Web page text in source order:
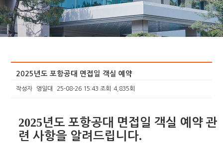
2025년도 포항공대 면접일 객실 예약
작성자 영일대 25-08-26 15:43 조회 4,835회
2025년도 포항공대 면접일 객실 예약 관
련 사항을 알려드립니다.